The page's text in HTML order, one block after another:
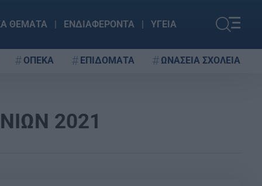
ΘΕΜΑΤΑ ΕΝΔΙΑΦΕΡΟΝΤΑ ΥΓΕΙΑ
ΟΠΕΚΑ ΕΠΙΔΟΜΑΤΑ ΩΝΑΣΕΙΑ ΣΧΟΛΕΙΑ
2021